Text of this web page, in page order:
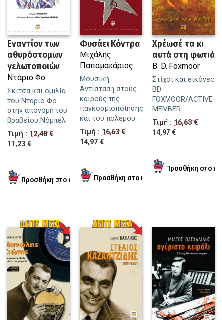
Εναντίον των
αθυρόστομων
γελωτοποιών
Ντάριο Φο
Σκίτσα και ομιλία
του Ντάριο Φο
στην απονομή του
βραβείου Νόμπελ
Τιμή : 12,48 €
11,23 €
Φυσάει Κόντρα
Μιχάλης
Παπαμακάριος
Μουσική
Αντίσταση στους
καιρούς της
παγκοσμιοποίησης
και του πολέμου
Τιμή : 16,63 €
14,97 €
Χρέωσέ τα κι
αυτά στη φωτιά
B. D. Foxmoor
Στίχοι και εικόνες
BD
FOXMOOR/ACTIVE
MEMBER
Τιμή : 16,63 €
14,97 €